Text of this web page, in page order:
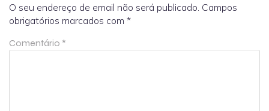
O seu endereço de email não será publicado. Campos
obrigatórios marcados com *
Comentário *